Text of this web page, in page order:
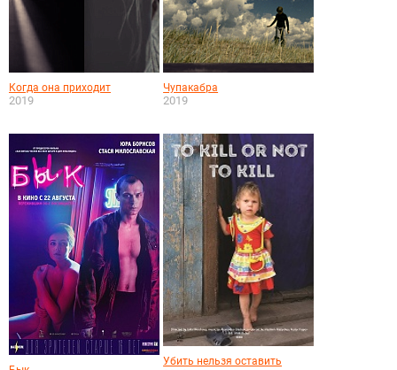
Когда она приходит
2019
Чупакабра
2019
Убить нельзя оставить